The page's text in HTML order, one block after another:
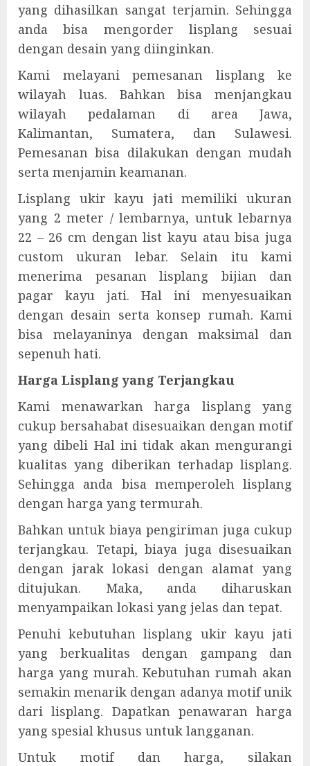
yang dihasilkan sangat terjamin. Sehingga
anda bisa mengorder lisplang sesuai
dengan desain yang diinginkan.
Kami melayani pemesanan lisplang ke
wilayah luas. Bahkan bisa menjangkau
wilayah pedalaman di area Jawa,
Kalimantan, Sumatera, dan Sulawesi.
Pemesanan bisa dilakukan dengan mudah
serta menjamin keamanan.
Lisplang ukir kayu jati memiliki ukuran
yang 2 meter / lembarnya, untuk lebarnya
22 – 26 cm dengan list kayu atau bisa juga
custom ukuran lebar. Selain itu kami
menerima pesanan lisplang bijian dan
pagar kayu jati. Hal ini menyesuaikan
dengan desain serta konsep rumah. Kami
bisa melayaninya dengan maksimal dan
sepenuh hati.
Harga Lisplang yang Terjangkau
Kami menawarkan harga lisplang yang
cukup bersahabat disesuaikan dengan motif
yang dibeli Hal ini tidak akan mengurangi
kualitas yang diberikan terhadap lisplang.
Sehingga anda bisa memperoleh lisplang
dengan harga yang termurah.
Bahkan untuk biaya pengiriman juga cukup
terjangkau. Tetapi, biaya juga disesuaikan
dengan jarak lokasi dengan alamat yang
ditujukan. Maka, anda diharuskan
menyampaikan lokasi yang jelas dan tepat.
Penuhi kebutuhan lisplang ukir kayu jati
yang berkualitas dengan gampang dan
harga yang murah. Kebutuhan rumah akan
semakin menarik dengan adanya motif unik
dari lisplang. Dapatkan penawaran harga
yang spesial khusus untuk langganan.
Untuk motif dan harga, silakan